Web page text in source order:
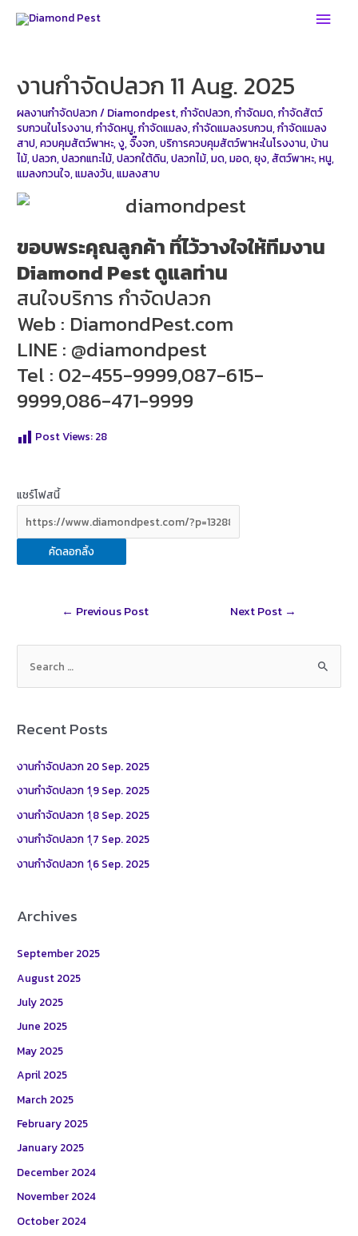
Skip
Main
งานกำจัดปลวก 11 Aug. 2025
ผลงานกำจัดปลวก/ Diamondpest,กำจัดปลวก,กำจัดมด,กำจัดสัตว์
รบกวนในโรงงาน,กำจัดหนู,กำจัดแมลง,กำจัดแมลงรบกวน,กำจัดแมลง
สาป,ควบคุมสัตว์พาหะ,งู,จิ๊งจก,บริการควบคุมสัตว์พาหะในโรงงาน,บ้าน
ไม้,ปลวก,ปลวกแทะไม้,ปลวกใต้ดิน,ปลวกไม้,มด,มอด,ยุง,สัตว์พาหะ,หนู,
แมลงกวนใจ,แมลงวัน,แมลงสาบ
ขอบพระคุณลูกค้า ทึ่ไว้วางใจให้ทีมงาน
Diamond Pest ดูแลท่าน
สนใจบริการ กำจัดปลวก
Web : DiamondPest.com
LINE : @diamondpest
Tel : 02-455-9999,087-615-
9999,086-471-9999
Post Views: 28
แชร์โฟสนี้
คัดลอกลิ้ง
← Previous Post Next Post →
h
:
Recent Posts
งานกำจัดปลวก 20 Sep. 2025
งานกำจัดปลวก 1ุ9 Sep. 2025
งานกำจัดปลวก 1ุ8 Sep. 2025
งานกำจัดปลวก 1ุ7 Sep. 2025
งานกำจัดปลวก 1ุ6 Sep. 2025
Archives
September 2025
August 2025
July 2025
June 2025
May 2025
April 2025
March 2025
February 2025
January 2025
December 2024
November 2024
October 2024